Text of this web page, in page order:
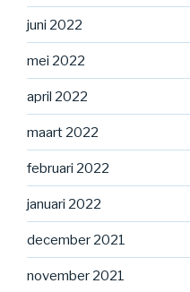
juni 2022
mei 2022
april 2022
maart 2022
februari 2022
januari 2022
december 2021
november 2021